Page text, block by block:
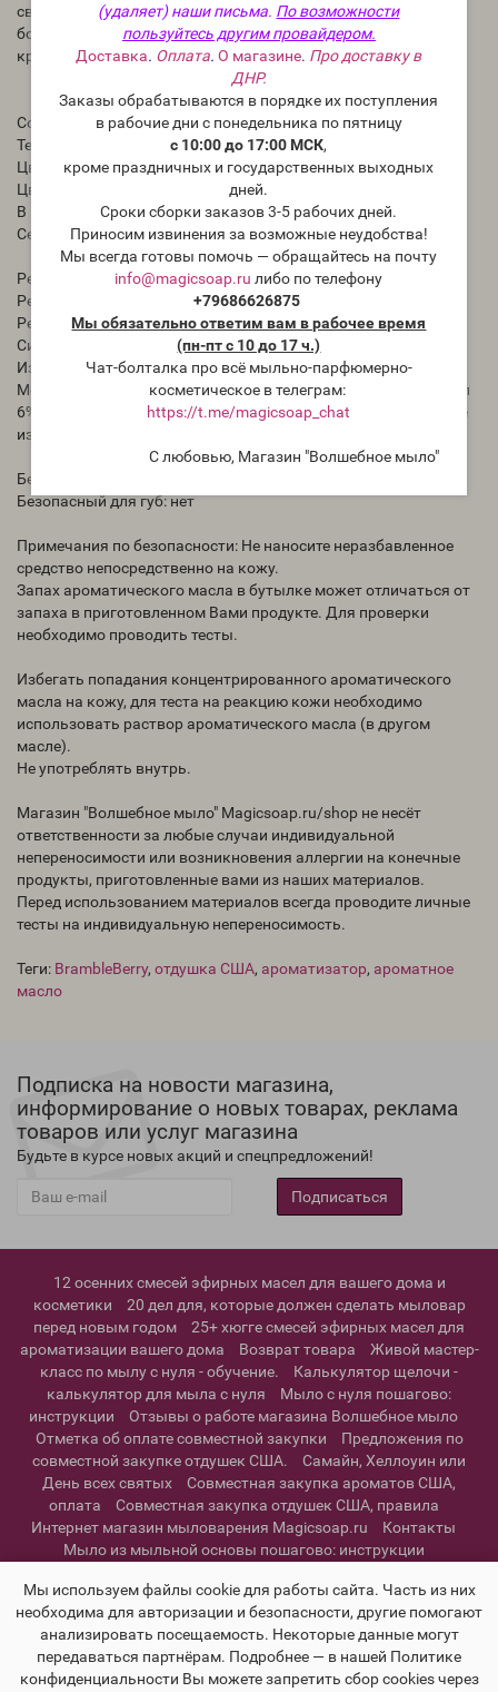
(удаляет) наши письма. По возможности
пользуйтесь другим провайдером.
Доставка. Оплата.О магазине. Про доставку в
ДНР.
Заказы обрабатываются в порядке их поступления
в рабочие дни с понедельника по пятницу
с 10:00 до 17:00 МСК,
кроме праздничных и государственных выходных
дней.
Сроки сборки заказов 3-5 рабочих дней.
Приносим извинения за возможные неудобства!
Мы всегда готовы помочь — обращайтесь на почту
info@magicsoap.ru либо по телефону
+79686626875
Мы обязательно ответим вам в рабочее время
(пн-пт с 10 до 17 ч.)
Чат-болталка про всё мыльно-парфюмерно-
косметическое в телеграм:
https://t.me/magicsoap_chat
С любовью, Магазин "Волшебное мыло"
свечи 2,5%-8%
бомбочки, соль для ванны 1%-3%
крем, лосьон 0,25%-2%
Содержание ванили: 1 %
Температура вспышки: 93 C
Цвет мыла : светло-коричневый
Цвет масла: светло-желтый
В мыле с нуля: хорошо ведет себя в ХС и ГС
Семейство ароматов: Пряные
Рекомендуется для основы: да
Рекомендуется для бомбочек для ванн: да
Рекомендуется для свечей: да
Сила аромата свечи: средняя
Изменение цвета свечного воска: нет
Метод тестирования свечей: Уровень ароматизации составил
6%. Время отверждения составляло минимум 5 дней, а любое
изменение цвета отмечалось через 30 дней.
Безопасность для глаз: нет
Безопасный для губ: нет
Примечания по безопасности: Не наносите неразбавленное
средство непосредственно на кожу.
Запах ароматического масла в бутылке может отличаться от
запаха в приготовленном Вами продукте. Для проверки
необходимо проводить тесты.
Избегать попадания концентрированного ароматического
масла на кожу, для теста на реакцию кожи необходимо
использовать раствор ароматического масла (в другом
масле).
Не употреблять внутрь.
Магазин "Волшебное мыло" Magicsoap.ru/shop не несёт
ответственности за любые случаи индивидуальной
непереносимости или возникновения аллергии на конечные
продукты, приготовленные вами из наших материалов.
Перед использованием материалов всегда проводите личные
тесты на индивидуальную непереносимость.
Теги: BrambleBerry, отдушка США, ароматизатор, ароматное
масло
Подписка на новости магазина,
информирование о новых товарах, реклама
товаров или услуг магазина
Будьте в курсе новых акций и спецпредложений!
Подписаться
12 осенних смесей эфирных масел для вашего дома и
косметики
20 дел для, которые должен сделать мыловар
перед новым годом
25+ хюгге смесей эфирных масел для
ароматизации вашего дома
Возврат товара
Живой мастер-
класс по мылу с нуля - обучение.
Калькулятор щелочи -
калькулятор для мыла с нуля
Мыло с нуля пошагово:
инструкции
Отзывы о работе магазина Волшебное мыло
Отметка об оплате совместной закупки
Предложения по
совместной закупке отдушек США.
Самайн, Хеллоуин или
День всех святых
Совместная закупка ароматов США,
оплата
Совместная закупка отдушек США, правила
Интернет магазин мыловарения Magicsoap.ru
Контакты
Мыло из мыльной основы пошагово: инструкции
пользовательское соглашение
Мы используем файлы cookie для работы сайта. Часть из них
необходима для авторизации и безопасности, другие помогают
анализировать посещаемость. Некоторые данные могут
передаваться партнёрам. Подробнее — в нашей Политике
конфиденциальности Вы можете запретить сбор cookies через